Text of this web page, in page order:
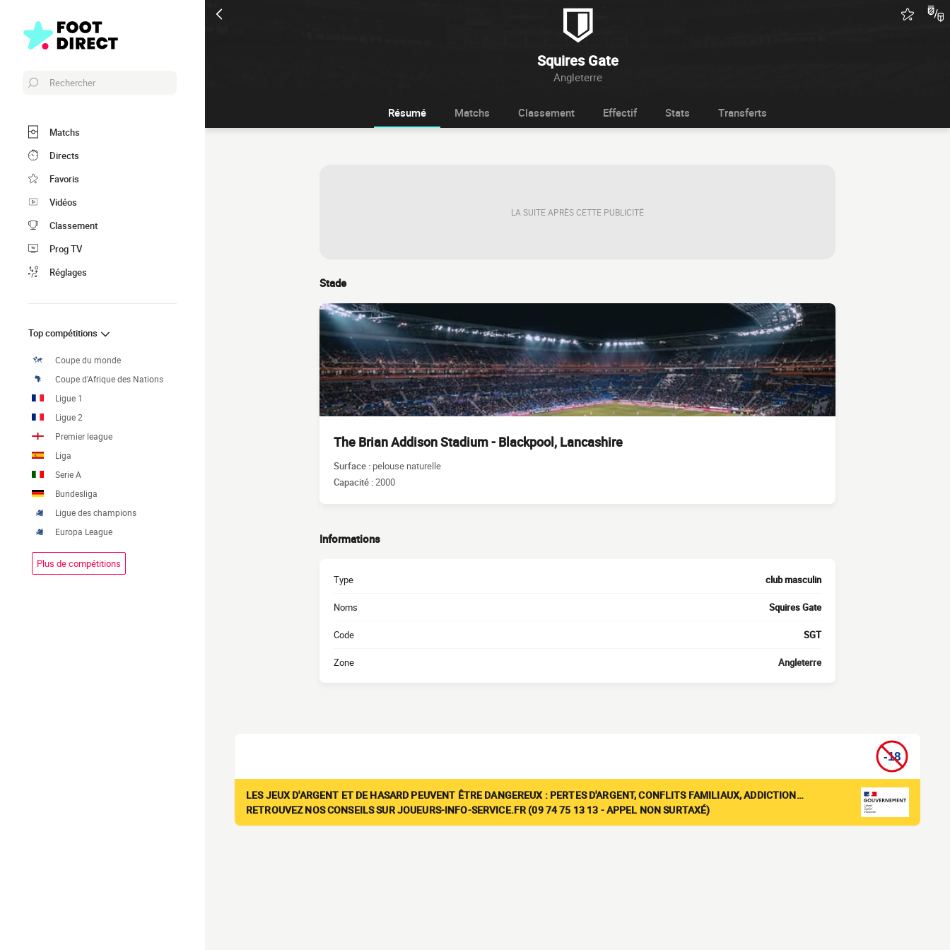
Squires Gate
Angleterre
Rechercher
Matchs
Directs
Favoris
Vidéos
Classement
Prog TV
Réglages
Top compétitions
Coupe du monde
Coupe d'Afrique des Nations
Ligue 1
Ligue 2
Premier league
Liga
Serie A
Bundesliga
Ligue des champions
Europa League
Plus de compétitions
Résumé Matchs Classement Effectif Stats Transferts
LA SUITE APRÈS CETTE PUBLICITÉ
Stade
The Brian Addison Stadium - Blackpool, Lancashire
Surface : pelouse naturelle
Capacité :2000
Informations
Type club masculin
Noms Squires Gate
Code SGT
Zone Angleterre
LES JEUX D'ARGENT ET DE HASARD PEUVENT ÊTRE DANGEREUX : PERTES D'ARGENT, CONFLITS FAMILIAUX, ADDICTION…
RETROUVEZ NOS CONSEILS SUR JOUEURS-INFO-SERVICE.FR (09 74 75 13 13 - APPEL NON SURTAXÉ)